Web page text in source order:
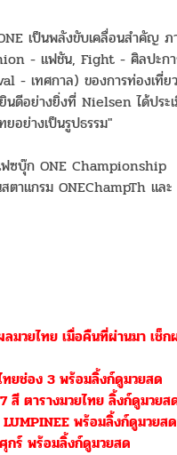
เป็นพลังขับเคลื่อนสำคัญ ภ
- แฟชัน, Fight - ศิลปะก
- เทศกาล) ของการท่องเที่ยว
ดีอย่างยิ่งที่ Nielsen ได้ประ
อย่างเป็นรูปธรรม"
ฟซบุ๊ก ONE Championship
ตาแกรม ONEChampTh และ
มวยไทย เมื่อคืนที่ผ่านมา เช็ก
ทยช่อง 3 พร้อมลิ้งก์ดูมวยสด
สี ตารางมวยไทย ลิ้งก์ดูมวยส
พร้อมลิ้งก์ดูมวยสด
กร์ พร้อมลิ้งก์ดูมวยสด